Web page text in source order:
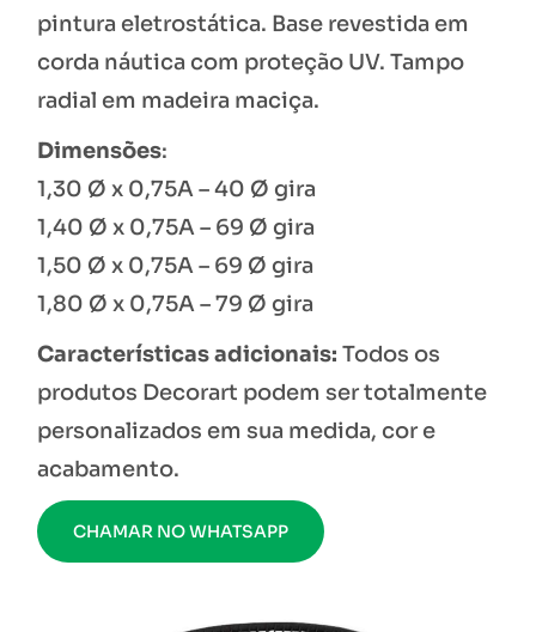
pintura eletrostática. Base revestida em
corda náutica com proteção UV. Tampo
radial em madeira maciça.
Dimensões:
1,30 Ø x 0,75A – 40 Ø gira
1,40 Ø x 0,75A – 69 Ø gira
1,50 Ø x 0,75A – 69 Ø gira
1,80 Ø x 0,75A – 79 Ø gira
Características adicionais: Todos os
produtos Decorart podem ser totalmente
personalizados em sua medida, cor e
acabamento.
CHAMAR NO WHATSAPP